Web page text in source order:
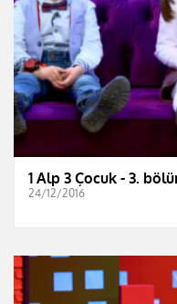
1 Alp 3 Çocuk - 3.
24/12/2016